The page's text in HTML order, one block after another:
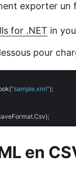
exporter un
for .NET in
pour
"sample.xml");
en